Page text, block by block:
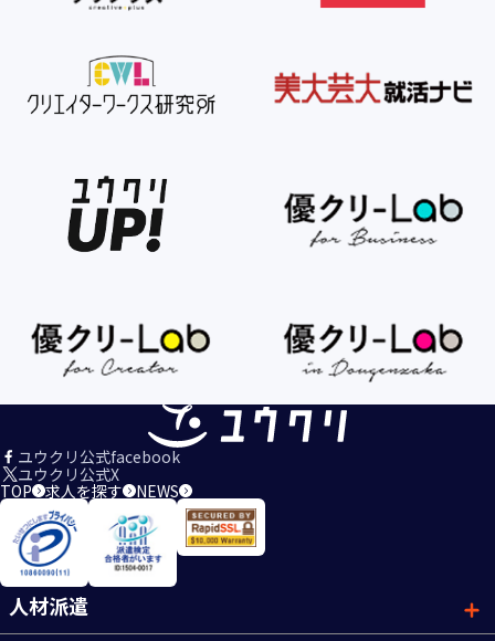
ユウクリ公式facebook
ユウクリ公式X
TOP 求人を探す NEWS
人材派遣